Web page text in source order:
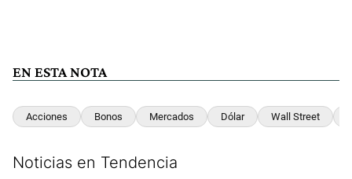
EN ESTA NOTA
Acciones Bonos Mercados Dólar Wall Street
Noticias en Tendencia